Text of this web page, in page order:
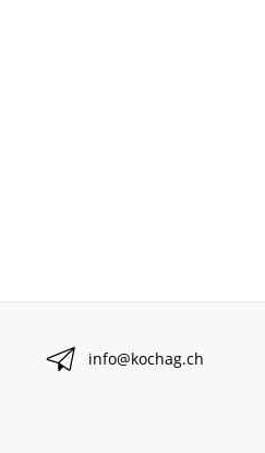
info@kochag.ch